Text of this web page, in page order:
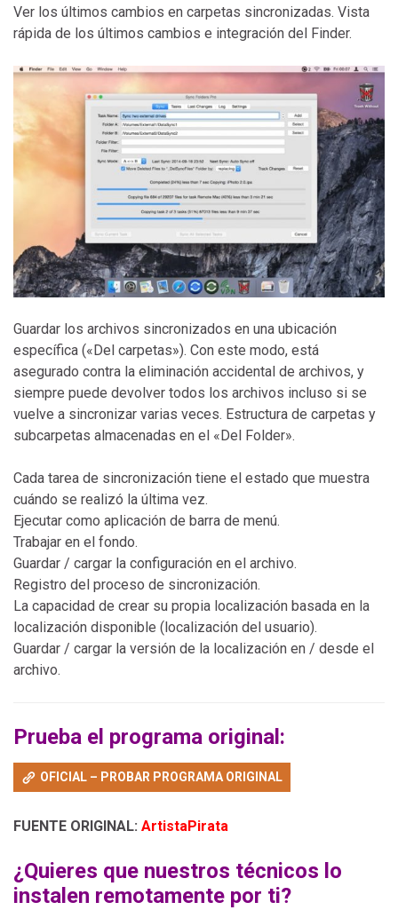
Ver los últimos cambios en carpetas sincronizadas. Vista
rápida de los últimos cambios e integración del Finder.
Guardar los archivos sincronizados en una ubicación
específica («Del carpetas»). Con este modo, está
asegurado contra la eliminación accidental de archivos, y
siempre puede devolver todos los archivos incluso si se
vuelve a sincronizar varias veces. Estructura de carpetas y
subcarpetas almacenadas en el «Del Folder».
Cada tarea de sincronización tiene el estado que muestra
cuándo se realizó la última vez.
Ejecutar como aplicación de barra de menú.
Trabajar en el fondo.
Guardar / cargar la configuración en el archivo.
Registro del proceso de sincronización.
La capacidad de crear su propia localización basada en la
localización disponible (localización del usuario).
Guardar / cargar la versión de la localización en / desde el
archivo.
Prueba el programa original:
OFICIAL – PROBAR PROGRAMA ORIGINAL
FUENTE ORIGINAL: ArtistaPirata
¿Quieres que nuestros técnicos lo
instalen remotamente por ti?